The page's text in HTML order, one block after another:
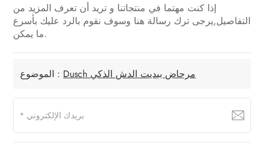
إذا كنت مهتما في منتجاتنا و تريد أن تعرف المزيد من
التفاصيل,يرجى ترك رسالة هنا وسوف نقوم بالرد عليك بأسرع
ما يمكن.
الموضوع : Dusch مرحاض بيديت الدش الذكي